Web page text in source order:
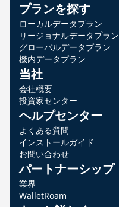
プランを探す
ローカルデータプラン
リージョナルデータプラン
グローバルデータプラン
機内データプラン
当社
会社概要
投資家センター
ヘルプセンター
よくある質問
インストールガイド
お問い合わせ
パートナーシップ
業界
WalletRoam